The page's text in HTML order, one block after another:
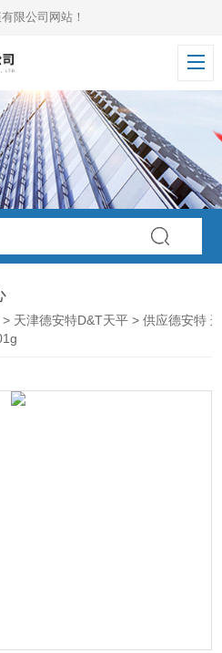
限公司网站！
> 天津德安特D&T天平 > 供应德安特